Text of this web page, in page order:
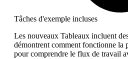
Tâches d'exemple incluses
Les nouveaux Tableaux incluent
démontrent comment fonctionne la
pour comprendre le flux de travail